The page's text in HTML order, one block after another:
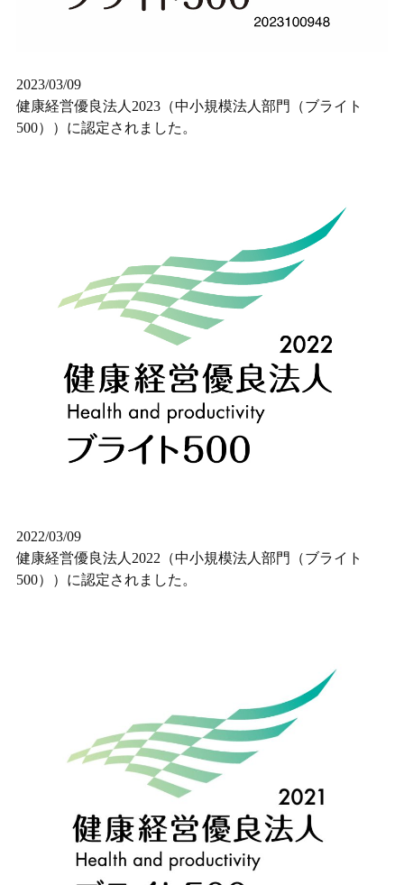
2023/03/09
健康経営優良法人2023（中小規模法人部門（ブライト
500））に認定されました。
2022/03/09
健康経営優良法人2022（中小規模法人部門（ブライト
500））に認定されました。